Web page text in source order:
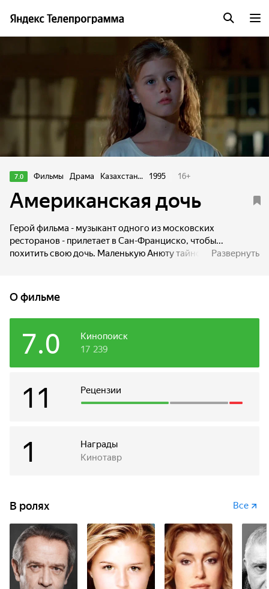
7.0 Фильмы Драма Казахстан... 1995 16+
Американская дочь
Герой фильма - музыкант одного из московских
ресторанов - прилетает в Сан-Франциско, чтобы...
похитить свою дочь. Маленькую Анюту тайно увезла с
встречи папы с дочкой начинается их путешествие
автостопом по всей Америке, полное комедийных
ситуаций и приключений...
Развернуть
О фильме
Кинопоиск
7.0 17 239
Рецензии
11
Награды
1 Кинотавр
В ролях Все